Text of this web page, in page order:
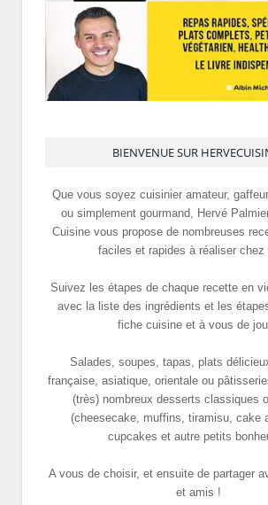
BIENVENUE SUR
Que vous soyez cuisinier amateur,
ou simplement gourmand, Hervé
Cuisine vous propose de nombreuses
faciles et rapides à réaliser chez
Suivez les étapes de chaque recette en
avec la liste des ingrédients et les
fiche cuisine et à vous de
Salades, soupes, tapas, plats
française, asiatique, orientale ou
(très) nombreux desserts classiques
(cheesecake, muffins, tiramisu, cake
cupcakes et autre petits
A vous de choisir, et ensuite de partager
et amis !